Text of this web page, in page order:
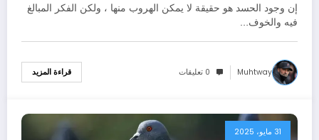
إن وجود الحسد هو حقيقة لا يمكن الهروب منها ، ولكن الفكر المبالغ
فيه والخوف…
Muhtway 0 تعليقات قراءة المزيد
31 مايو، 2025